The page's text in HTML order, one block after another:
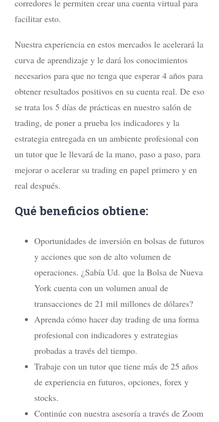
corredores le permiten crear una cuenta virtual para
facilitar esto.
Nuestra experiencia en estos mercados le acelerará la
curva de aprendizaje y le dará los conocimientos
necesarios para que no tenga que esperar 4 años para
obtener resultados positivos en su cuenta real. De eso
se trata los 5 días de prácticas en nuestro salón de
trading, de poner a prueba los indicadores y la
estrategia entregada en un ambiente profesional con
un tutor que le llevará de la mano, paso a paso, para
mejorar o acelerar su trading en papel primero y en
real después.
Qué beneficios obtiene:
Oportunidades de inversión en bolsas de futuros
y acciones que son de alto volumen de
operaciones. ¿Sabía Ud. que la Bolsa de Nueva
York cuenta con un volumen anual de
transacciones de 21 mil millones de dólares?
Aprenda cómo hacer day trading de una forma
profesional con indicadores y estrategias
probadas a través del tiempo.
Trabaje con un tutor que tiene más de 25 años
de experiencia en futuros, opciones, forex y
stocks.
Continúe con nuestra asesoría a través de Zoom